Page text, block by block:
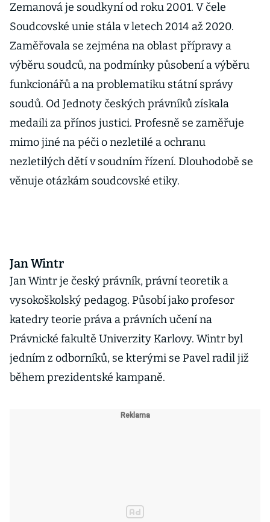
Zemanová je soudkyní od roku 2001. V čele
Soudcovské unie stála v letech 2014 až 2020.
Zaměřovala se zejména na oblast přípravy a
výběru soudců, na podmínky působení a výběru
funkcionářů a na problematiku státní správy
soudů. Od Jednoty českých právníků získala
medaili za přínos justici. Profesně se zaměřuje
mimo jiné na péči o nezletilé a ochranu
nezletilých dětí v soudním řízení. Dlouhodobě se
věnuje otázkám soudcovské etiky.
Jan Wintr
Jan Wintr je český právník, právní teoretik a
vysokoškolský pedagog. Působí jako profesor
katedry teorie práva a právních učení na
Právnické fakultě Univerzity Karlovy. Wintr byl
jedním z odborníků, se kterými se Pavel radil již
během prezidentské kampaně.